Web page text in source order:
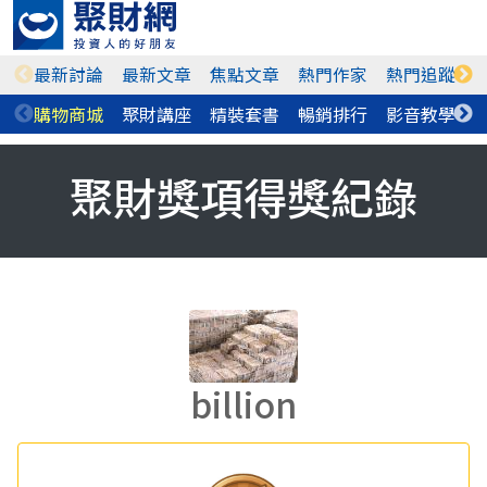
最新討論 最新文章 焦點文章 熱門作家 熱門追蹤
購物商城 聚財講座 精裝套書 暢銷排行 影音教學
聚財獎項得獎紀錄
billion